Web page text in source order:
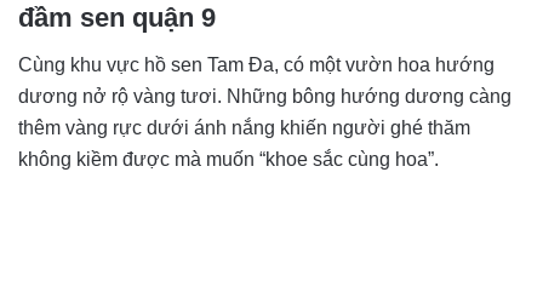
đầm sen quận 9
Cùng khu vực hồ sen Tam Đa, có một vườn hoa hướng
dương nở rộ vàng tươi. Những bông hướng dương càng
thêm vàng rực dưới ánh nắng khiến người ghé thăm
không kiềm được mà muốn “khoe sắc cùng hoa”.